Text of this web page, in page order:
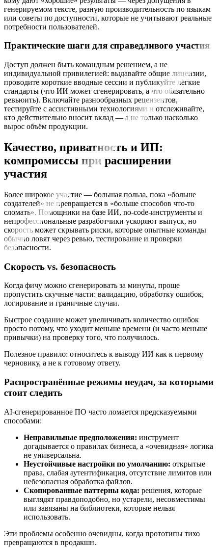
генерируемом тексте, разную производительность по языкам
или советы по доступности, которые не учитывают реальные
потребности пользователей.
Практические шаги для справедливого участия
Доступ должен быть командным решением, а не
индивидуальной привилегией: выдавайте общие лицензии,
проводите короткие вводные сессии и публикуйте лёгкие
стандарты (что ИИ может сгенерировать, а что обязательно
ревьюить). Включайте разнообразных рецензентов,
тестируйте с ассистивными технологиями и отслеживайте,
кто действительно вносит вклад — а не только насколько
вырос объём продукции.
Качество, приватность и ИП:
компромиссы при расширении
участия
Более широкое участие — большая польза, пока «больше
создателей» не превращается в «больше способов что‑то
сломать». Помощники на базе ИИ, no‑code‑инструменты и
непрофессиональные разработчики ускоряют выпуск, но
скорость может скрывать риски, которые опытные команды
обычно ловят через ревью, тестирование и проверки
безопасности.
Скорость vs. безопасность
Когда фичу можно сгенерировать за минуты, проще
пропустить скучные части: валидацию, обработку ошибок,
логирование и граничные случаи.
Быстрое создание может увеличивать количество ошибок
просто потому, что уходит меньше времени (и часто меньше
привычки) на проверку того, что получилось.
Полезное правило: относитесь к выводу ИИ как к первому
черновику, а не к готовому ответу.
Распространённые режимы неудач, за которыми
стоит следить
AI‑сгенерированное ПО часто ломается предсказуемыми
способами:
Неправильные предположения: инструмент
догадывается о правилах бизнеса, а «очевидная» логика
не универсальна.
Неустойчивые настройки по умолчанию: открытые
права, слабая аутентификация, отсутствие лимитов или
небезопасная обработка файлов.
Скопированные паттерны кода: решения, которые
выглядят правдоподобно, но устарели, несовместимы
или завязаны на библиотеки, которые нельзя
использовать.
Эти проблемы особенно очевидны, когда прототипы тихо
превращаются в продакшн.